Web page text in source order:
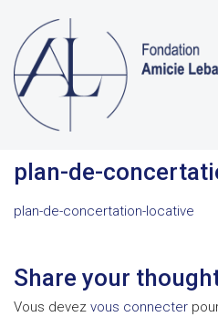
plan-de-
plan-de-concertation-locative
Share your
Vous devez vous connecter